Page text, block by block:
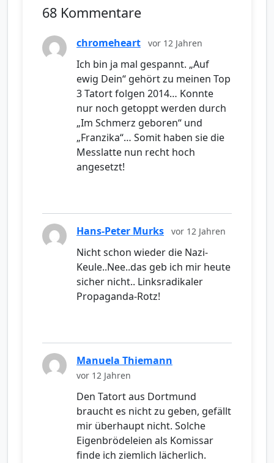
68 Kommentare
chromeheart vor 12 Jahren
Ich bin ja mal gespannt. „Auf
ewig Dein“ gehört zu meinen Top
3 Tatort folgen 2014… Konnte
nur noch getoppt werden durch
„Im Schmerz geboren“ und
„Franzika“… Somit haben sie die
Messlatte nun recht hoch
angesetzt!
Hans-Peter Murks vor 12 Jahren
Nicht schon wieder die Nazi-
Keule..Nee..das geb ich mir heute
sicher nicht.. Linksradikaler
Propaganda-Rotz!
Manuela Thiemann
vor 12 Jahren
Den Tatort aus Dortmund
braucht es nicht zu geben, gefällt
mir überhaupt nicht. Solche
Eigenbrödeleien als Komissar
finde ich ziemlich lächerlich.